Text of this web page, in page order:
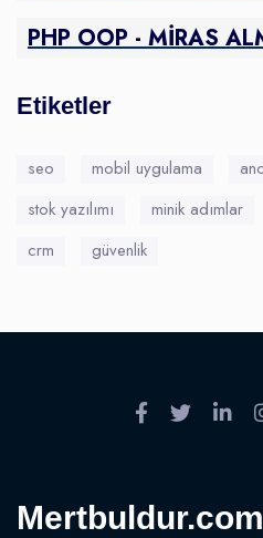
PHP OOP - MİRAS
Etiketler
seo mobil uygulama
stok yazılımı
minik adımlar
crm
güvenlik
Mertbuldur.com